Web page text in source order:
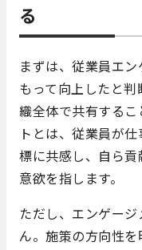
る
まずは、従業員エ
もって向上したと
織全体で共有する
トとは、従業員が
標に共感し、自ら
意欲を指します。
ただし、エンゲー
ん。施策の方向性